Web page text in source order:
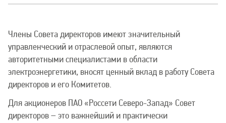
Члены Совета директоров имеют значительный
управленческий и отраслевой опыт, являются
авторитетными специалистами в области
электроэнергетики, вносят ценный вклад в работу Совета
директоров и его Комитетов.
Для акционеров ПАО «Россети Северо-Запад» Совет
директоров – это важнейший и практически